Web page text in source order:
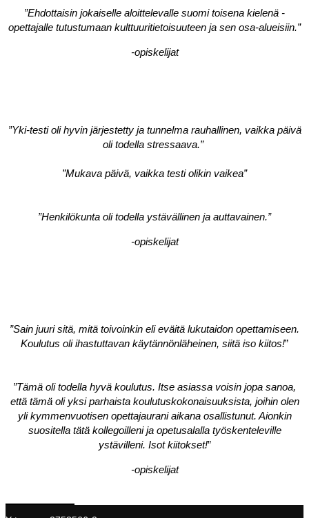
”Ehdottaisin jokaiselle aloittelevalle suomi toisena kielenä -
opettajalle tutustumaan kulttuuritietoisuuteen ja sen osa-alueisiin.”
-opiskelijat
”Yki-testi oli hyvin järjestetty ja tunnelma rauhallinen, vaikka päivä
oli todella stressaava.”
”Mukava päivä, vaikka testi olikin vaikea”
”Henkilökunta oli todella ystävällinen ja auttavainen.”
-opiskelijat
”Sain juuri sitä, mitä toivoinkin eli eväitä lukutaidon opettamiseen.
Koulutus oli ihastuttavan käytännönläheinen, siitä iso kiitos!”
”Tämä oli todella hyvä koulutus. Itse asiassa voisin jopa sanoa,
että tämä oli yksi parhaista koulutuskokonaisuuksista, joihin olen
yli kymmenvuotisen opettajaurani aikana osallistunut. Aionkin
suositella tätä kollegoilleni ja opetusalalla työskenteleville
ystävilleni. Isot kiitokset!”
-opiskelijat